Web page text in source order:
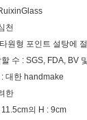
천
원형 포인트 설탕에
수 : SGS, FDA, BV
대한 handmake
한
11.5cm의 H : 9cm